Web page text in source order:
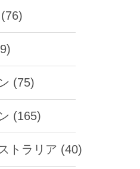
(75)
(165)
トラリア (40)